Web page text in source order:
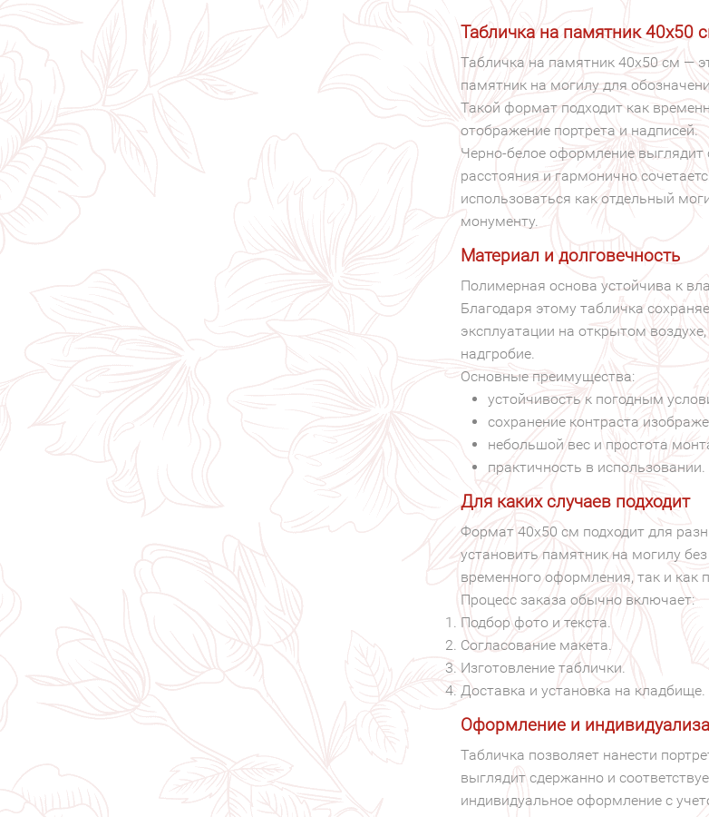
Табличка на памятник 40х50
Табличка на памятник 40х50 см —
памятник на могилу для
Такой формат подходит как
отображение портрета и надписей.
Черно-белое оформление
расстояния и гармонично
использоваться как отдельный
монументу.
Материал и долговечность
Полимерная основа устойчива к
Благодаря этому табличка
эксплуатации на открытом
надгробие.
Основные преимущества:
устойчивость к погодным
сохранение контраста
небольшой вес и простота
практичность в использовании.
Для каких случаев подходит
Формат 40х50 см подходит для
установить памятник на могилу
временного оформления, так и как
Процесс заказа обычно включает:
Подбор фото и текста.
Согласование макета.
Изготовление таблички.
Доставка и установка на кладбище.
Оформление и
Табличка позволяет нанести
выглядит сдержанно и
индивидуальное оформление с